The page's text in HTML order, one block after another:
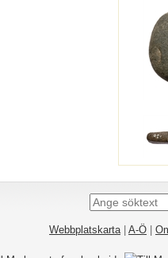
Webbplatskarta| A-Ö